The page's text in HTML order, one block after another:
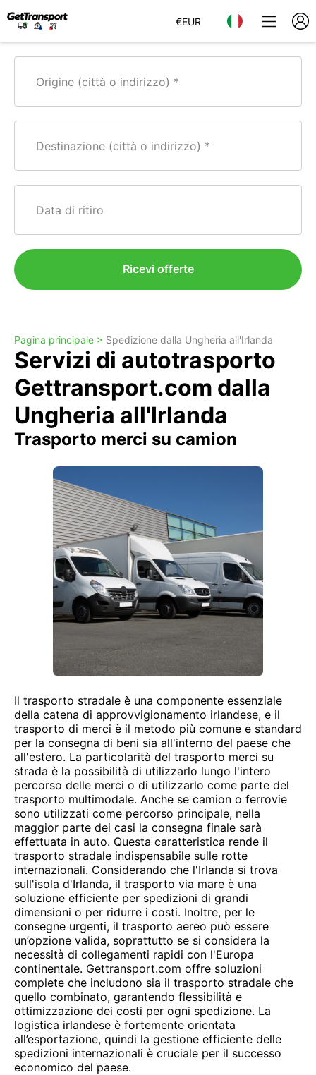
€EUR
Origine (città o indirizzo)
Destinazione (città o indirizzo)
Data di ritiro
Ricevi offerte
Pagina principale > Spedizione dalla Ungheria all'Irlanda
Servizi di autotrasporto
Gettransport.com dalla
Ungheria all'Irlanda
Trasporto merci su camion
Il trasporto stradale è una componente essenziale
della catena di approvvigionamento irlandese, e il
trasporto di merci è il metodo più comune e standard
per la consegna di beni sia all'interno del paese che
all'estero. La particolarità del trasporto merci su
strada è la possibilità di utilizzarlo lungo l'intero
percorso delle merci o di utilizzarlo come parte del
trasporto multimodale. Anche se camion o ferrovie
sono utilizzati come percorso principale, nella
maggior parte dei casi la consegna finale sarà
effettuata in auto. Questa caratteristica rende il
trasporto stradale indispensabile sulle rotte
internazionali. Considerando che l'Irlanda si trova
sull'isola d'Irlanda, il trasporto via mare è una
soluzione efficiente per spedizioni di grandi
dimensioni o per ridurre i costi. Inoltre, per le
consegne urgenti, il trasporto aereo può essere
un’opzione valida, soprattutto se si considera la
necessità di collegamenti rapidi con l'Europa
continentale. Gettransport.com offre soluzioni
complete che includono sia il trasporto stradale che
quello combinato, garantendo flessibilità e
ottimizzazione dei costi per ogni spedizione. La
logistica irlandese è fortemente orientata
all’esportazione, quindi la gestione efficiente delle
spedizioni internazionali è cruciale per il successo
economico del paese.